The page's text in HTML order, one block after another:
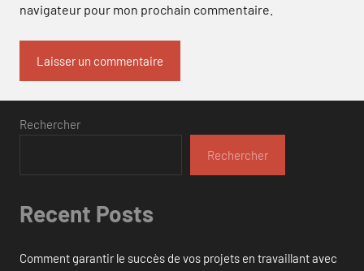
navigateur pour mon prochain commentaire.
Rechercher
Rechercher
Recent Posts
Comment garantir le succès de vos projets en travaillant avec